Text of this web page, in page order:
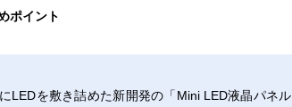
ポイント
LEDを敷き詰めた新開発の「Mini LED液晶パネ